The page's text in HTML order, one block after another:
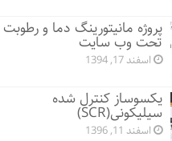
پروژه مانيتورينگ دما و رطوبت
تحت وب سایت
اسفند 17, 1394
یکسوساز کنترل شده
سیلیکونی(SCR)
اسفند 11, 1396